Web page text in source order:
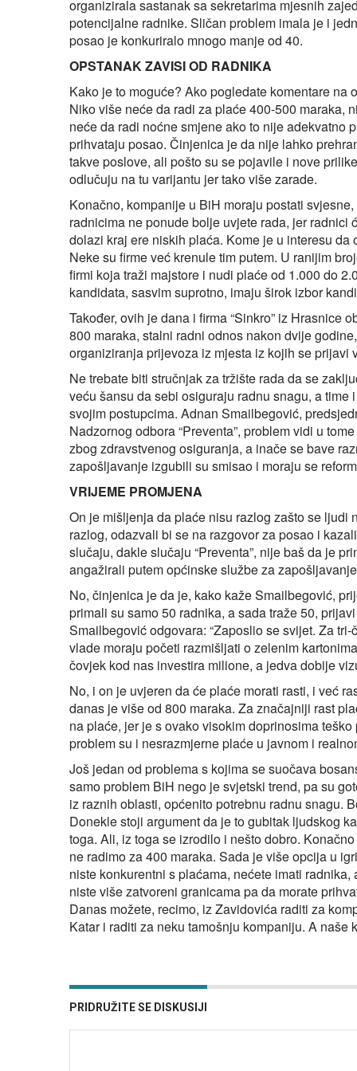
organizirala sastanak sa sekretarima mjesnih
potencijalne radnike. Sličan problem imala je i
posao je konkuriralo mnogo manje od 40.
OPSTANAK ZAVISI OD RADNIKA
Kako je to moguće? Ako pogledate komentare
Niko više neće da radi za plaće 400-500 maraka,
neće da radi noćne smjene ako to nije adekvatno
prihvataju posao. Činjenica je da nije lahko
takve poslove, ali pošto su se pojavile i nove
odlučuju na tu varijantu jer tako više zarade.
Konačno, kompanije u BiH moraju postati
radnicima ne ponude bolje uvjete rada, jer radnici
dolazi kraj ere niskih plaća. Kome je u interesu
Neke su firme već krenule tim putem. U ranijim
firmi koja traži majstore i nudi plaće od 1.000 do
kandidata, sasvim suprotno, imaju širok izbor
Također, ovih je dana i firma “Sinkro” iz Hrasnice
800 maraka, stalni radni odnos nakon dvije
organiziranja prijevoza iz mjesta iz kojih se prijavi
Ne trebate biti stručnjak za tržište rada da se
veću šansu da sebi osiguraju radnu snagu, a
svojim postupcima. Adnan Smailbegović,
Nadzornog odbora “Preventa”, problem vidi u
zbog zdravstvenog osiguranja, a inače se bave
zapošljavanje izgubili su smisao i moraju se
VRIJEME PROMJENA
On je mišljenja da plaće nisu razlog zašto se
razlog, odazvali bi se na razgovor za posao i
slučaju, dakle slučaju “Preventa”, nije baš da je
angažirali putem općinske službe za
No, činjenica je da je, kako kaže Smailbegović,
primali su samo 50 radnika, a sada traže 50,
Smailbegović odgovara: “Zaposlio se svijet. Za
vlade moraju početi razmišljati o zelenim
čovjek kod nas investira milione, a jedva dobije
No, i on je uvjeren da će plaće morati rasti, i već
danas je više od 800 maraka. Za značajniji rast
na plaće, jer je s ovako visokim doprinosima
problem su i nesrazmjerne plaće u javnom i
Još jedan od problema s kojima se suočava
samo problem BiH nego je svjetski trend, pa su
iz raznih oblasti, općenito potrebnu radnu snagu.
Donekle stoji argument da je to gubitak ljudskog
toga. Ali, iz toga se izrodilo i nešto dobro.
ne radimo za 400 maraka. Sada je više opcija u
niste konkurentni s plaćama, nećete imati
niste više zatvoreni granicama pa da morate
Danas možete, recimo, iz Zavidovića raditi za
Katar i raditi za neku tamošnju kompaniju. A
PRIDRUŽITE SE DISKUSIJI